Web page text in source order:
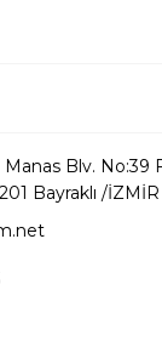
Blv. No:39
Bayraklı /İZMİR